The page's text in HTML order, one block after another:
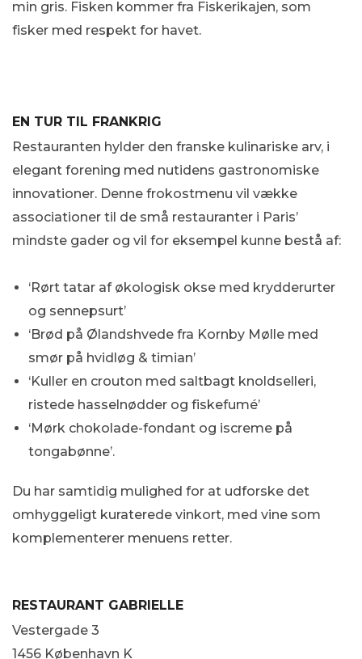
min gris. Fisken kommer fra Fiskerikajen, som
fisker med respekt for havet.
EN TUR TIL FRANKRIG
Restauranten hylder den franske kulinariske arv, i
elegant forening med nutidens gastronomiske
innovationer. Denne frokostmenu vil vække
associationer til de små restauranter i Paris’
mindste gader og vil for eksempel kunne bestå af:
‘Rørt tatar af økologisk okse med krydderurter
og sennepsurt’
‘Brød på Ølandshvede fra Kornby Mølle med
smør på hvidløg & timian’
‘Kuller en crouton med saltbagt knoldselleri,
ristede hasselnødder og fiskefumé’
‘Mørk chokolade-fondant og iscreme på
tongabønne’.
Du har samtidig mulighed for at udforske det
omhyggeligt kuraterede vinkort, med vine som
komplementerer menuens retter.
RESTAURANT GABRIELLE
Vestergade 3
1456 København K